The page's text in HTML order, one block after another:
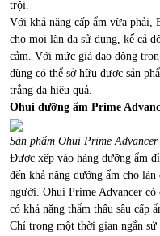
trội.
Với khả năng cấp ẩm vừa phải,
cho mọi làn da sử dụng, kể cả
cảm. Với mức giá dao động
dùng có thể sở hữu được sản
trắng da hiệu quả.
Ohui dưỡng ẩm Prime
Sản phẩm Ohui Prime Advancer
Được xếp vào hàng dưỡng ẩm
đến khả năng dưỡng ẩm cho
người. Ohui Prime Advancer có
có khả năng thẩm thấu sâu cấp
Chỉ trong một thời gian ngắn